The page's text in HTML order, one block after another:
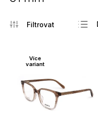
Více
variant